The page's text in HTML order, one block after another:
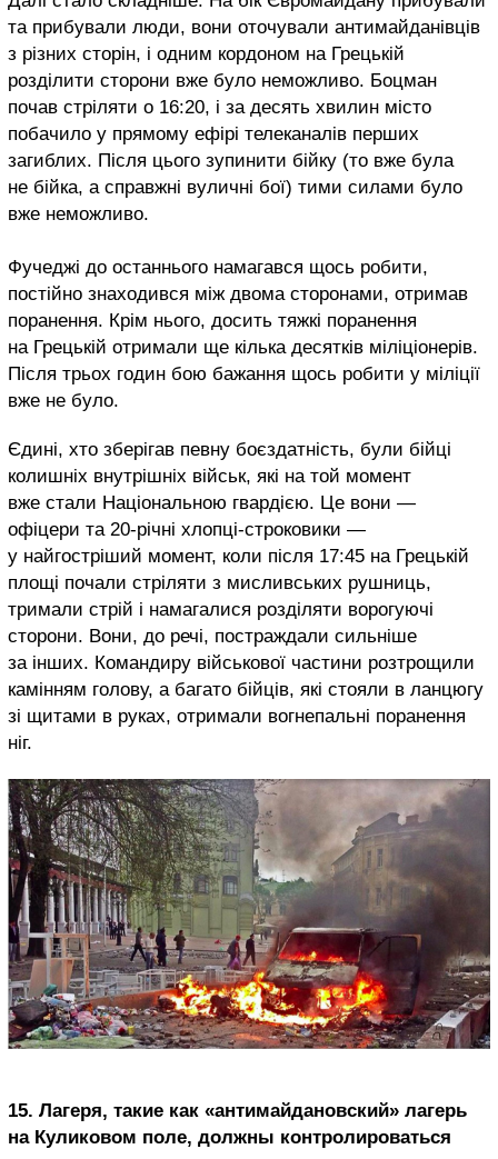
та прибували люди, вони оточували антимайданівців
з різних сторін, і одним кордоном на Грецькій
розділити сторони вже було неможливо. Боцман
почав стріляти о 16:20, і за десять хвилин місто
побачило у прямому ефірі телеканалів перших
загиблих. Після цього зупинити бійку (то вже була
не бійка, а справжні вуличні бої) тими силами було
вже неможливо.
Фучеджі до останнього намагався щось робити,
постійно знаходився між двома сторонами, отримав
поранення. Крім нього, досить тяжкі поранення
на Грецькій отримали ще кілька десятків міліціонерів.
Після трьох годин бою бажання щось робити у міліції
вже не було.
Єдині, хто зберігав певну боєздатність, були бійці
колишніх внутрішніх військ, які на той момент
вже стали Національною гвардією. Це вони —
офіцери та 20-річні хлопці-строковики —
у найгостріший момент, коли після 17:45 на Грецькій
площі почали стріляти з мисливських рушниць,
тримали стрій і намагалися розділяти ворогуючі
сторони. Вони, до речі, постраждали сильніше
за інших. Командиру військової частини розтрощили
камінням голову, а багато бійців, які стояли в ланцюгу
зі щитами в руках, отримали вогнепальні поранення
ніг.
15. Лагеря, такие как «антимайдановский» лагерь
на Куликовом поле, должны контролироваться